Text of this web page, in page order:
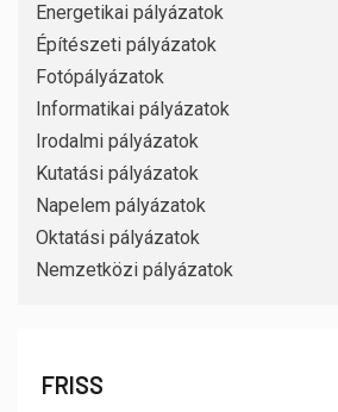
Energetikai pályázatok
Építészeti pályázatok
Fotópályázatok
Informatikai pályázatok
Irodalmi pályázatok
Kutatási pályázatok
Napelem pályázatok
Oktatási pályázatok
Nemzetközi pályázatok
FRISS